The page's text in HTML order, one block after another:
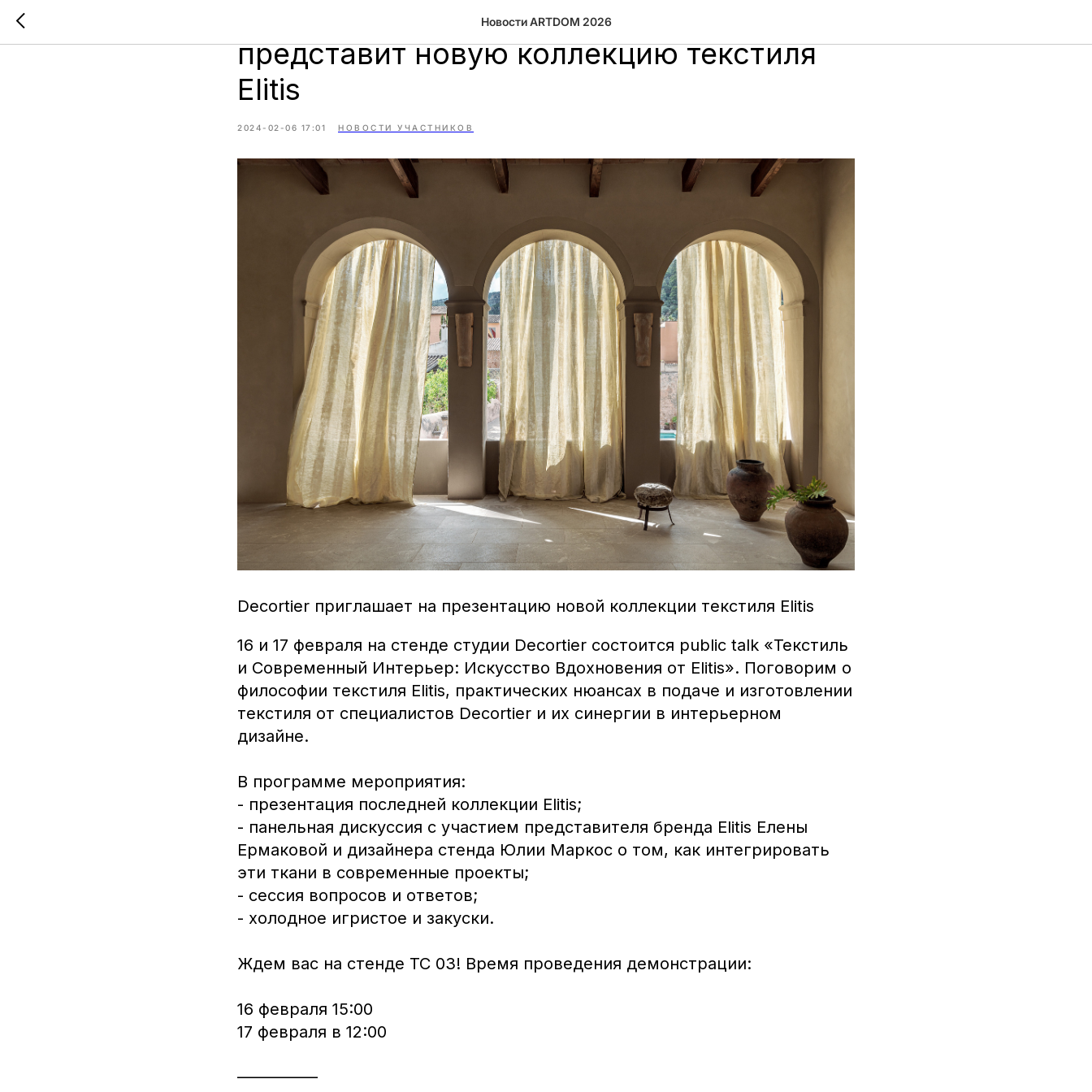
Новости ARTDOM 2026
На выставке ARTDOM Decortier
представит новую коллекцию текстиля
Elitis
2024-02-06 17:01 НОВОСТИ УЧАСТНИКОВ
Decortier приглашает на презентацию новой коллекции текстиля Elitis
16 и 17 февраля на стенде студии Decortier состоится public talk «Текстиль
и Современный Интерьер: Искусство Вдохновения от Elitis». Поговорим о
философии текстиля Elitis, практических нюансах в подаче и изготовлении
текстиля от специалистов Decortier и их синергии в интерьерном
дизайне.
В программе мероприятия:
- презентация последней коллекции Elitis;
- панельная дискуссия с участием представителя бренда Elitis Елены
Ермаковой и дизайнера стенда Юлии Маркос о том, как интегрировать
эти ткани в современные проекты;
- сессия вопросов и ответов;
- холодное игристое и закуски.
Ждем вас на стенде ТС 03! Время проведения демонстрации:
16 февраля 15:00
17 февраля в 12:00